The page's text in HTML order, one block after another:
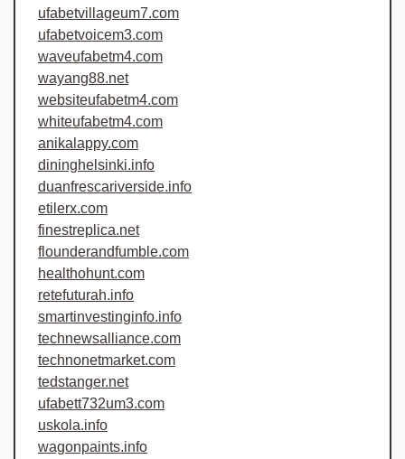
ufabetvillageum7.com
ufabetvoicem3.com
waveufabetm4.com
wayang88.net
websiteufabetm4.com
whiteufabetm4.com
anikalappy.com
dininghelsinki.info
duanfrescariverside.info
etilerx.com
finestreplica.net
flounderandfumble.com
healthohunt.com
retefuturah.info
smartinvestinginfo.info
technewsalliance.com
technonetmarket.com
tedstanger.net
ufabett732um3.com
uskola.info
wagonpaints.info